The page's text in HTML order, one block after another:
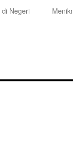
Negeri